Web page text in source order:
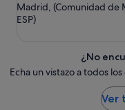
Madrid, (Comunidad de
ESP)
¿No
Echa un vistazo a todos
Ver